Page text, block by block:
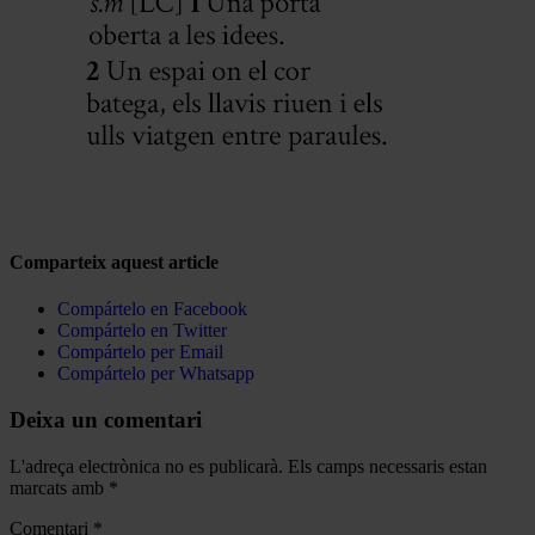
Comparteix aquest article
Compártelo en Facebook
Compártelo en Twitter
Compártelo per Email
Compártelo per Whatsapp
Deixa un comentari
L'adreça electrònica no es publicarà. Els camps necessaris estan
marcats amb *
Comentari *